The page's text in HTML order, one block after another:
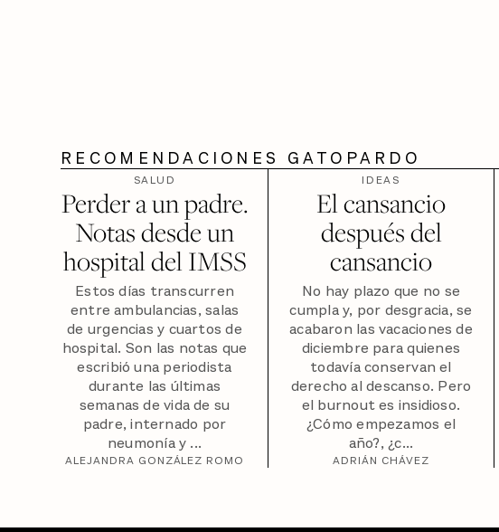
RECOMENDACIONES GATOPARDO
SALUD
Perder a un padre.
Notas desde un
hospital del IMSS
Estos días transcurren
entre ambulancias, salas
de urgencias y cuartos de
hospital. Son las notas que
escribió una periodista
durante las últimas
semanas de vida de su
padre, internado por
neumonía y ...
ALEJANDRA GONZÁLEZ ROMO
IDEAS
El cansancio
después del
cansancio
No hay plazo que no se
cumpla y, por desgracia, se
acabaron las vacaciones de
diciembre para quienes
todavía conservan el
derecho al descanso. Pero
el burnout es insidioso.
¿Cómo empezamos el
año?, ¿c...
ADRIÁN CHÁVEZ